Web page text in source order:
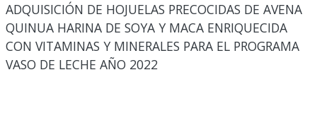
ADQUISICIÓN DE HOJUELAS PRECOCIDAS DE AVENA
QUINUA HARINA DE SOYA Y MACA ENRIQUECIDA
CON VITAMINAS Y MINERALES PARA EL PROGRAMA
VASO DE LECHE AÑO 2022